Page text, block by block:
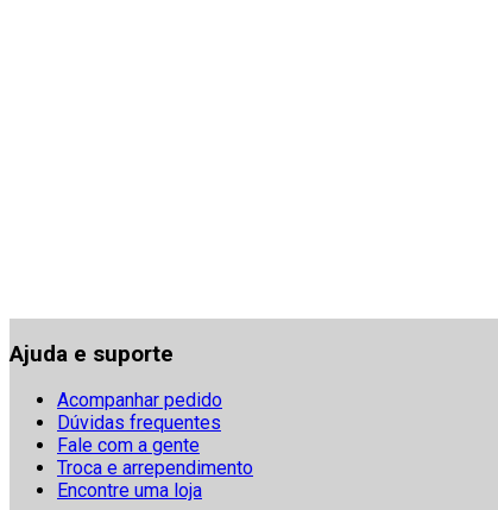
Ajuda e suporte
Acompanhar pedido
Dúvidas frequentes
Fale com a gente
Troca e arrependimento
Encontre uma loja